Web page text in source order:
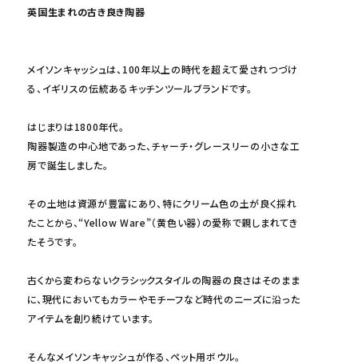
英国生まれの古き良き陶器
メイソンキャッシュは、100年以上の時代を超えて愛されつづけ
る、イギリスの伝統あるキッチンツールブランドです。
はじまりは1800年代。
陶器製造の中心地であった、チャーチ・グレースリーの小さな工
房で誕生しました。
その土地は資源が豊富にあり、特にクリーム色の土が良く採れ
たことから、“Yellow Ware”（黄色い器）の愛称で親しまれてき
たそうです。
古くから変わらないクラシックスタイルの陶器の良さはそのまま
に、現代においてもカラーやモチーフなど時代のニーズに沿った
アイテムを創り続けています。
そんなメイソンキャッシュが作る、ペット用ボウル。